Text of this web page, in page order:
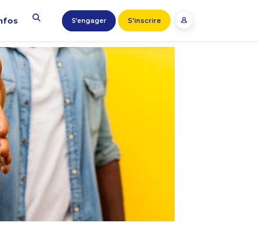
S’engager S'inscrire